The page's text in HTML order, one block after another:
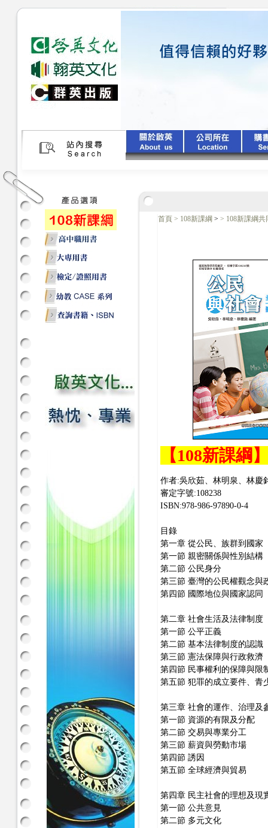
首頁 > 108新課綱 > > 108新課綱
【108新課綱
作者:吳欣茹、林明泉、林慶
審定字號:108238
ISBN:978-986-97890-0-4
目錄
第一章 從公民、族群到國家
第一節 親密關係與性別結構
第二節 公民身分
第三節 臺灣的公民權觀念與
第四節 國際地位與國家認同
第二章 社會生活及法律制度
第一節 公平正義
第二節 基本法律制度的認識
第三節 憲法保障與行政救濟
第四節 民事權利的保障與限
第五節 犯罪的成立要件、青
第三章 社會的運作、治理及
第一節 資源的有限及分配
第二節 交易與專業分工
第三節 薪資與勞動市場
第四節 誘因
第五節 全球經濟與貿易
第四章 民主社會的理想及現
第一節 公共意見
第二節 多元文化